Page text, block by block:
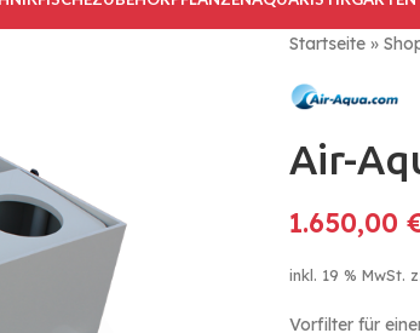
Startseite »
Air-
1.650,00
inkl. 19 % MwSt.
Vorfilter für